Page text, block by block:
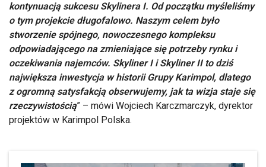
kontynuacją sukcesu Skylinera I. Od początku myśleliśmy
o tym projekcie długofalowo. Naszym celem było
stworzenie spójnego, nowoczesnego kompleksu
odpowiadającego na zmieniające się potrzeby rynku i
oczekiwania najemców. Skyliner I i Skyliner II to dziś
największa inwestycja w historii Grupy Karimpol, dlatego
z ogromną satysfakcją obserwujemy, jak ta wizja staje się
rzeczywistością” – mówi Wojciech Karczmarczyk, dyrektor
projektów w Karimpol Polska.